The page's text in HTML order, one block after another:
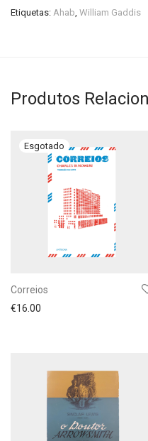
Etiquetas: Ahab, William Gaddis
Produtos
Correios
€16.00